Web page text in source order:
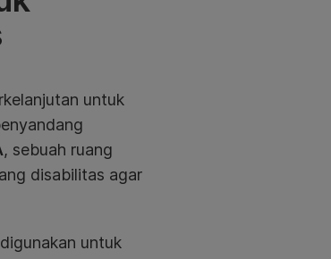
untuk
, sebuah ruang
disabilitas agar
untuk